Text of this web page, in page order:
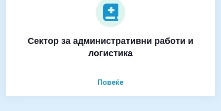
Сектор за административни работи и
логистика
Повеќе